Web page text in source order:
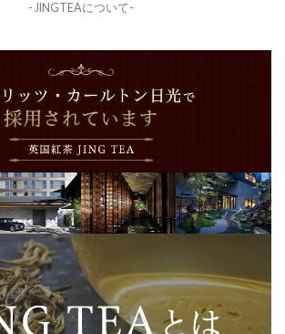
- JINGTEAについて-